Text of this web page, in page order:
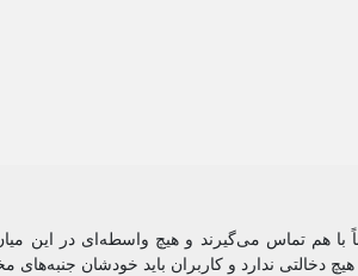
با هم تماس می‌گیرند و هیچ واسطه‌ای در این
دخالتی ندارد و کاربران باید خودشان جنبه‌های